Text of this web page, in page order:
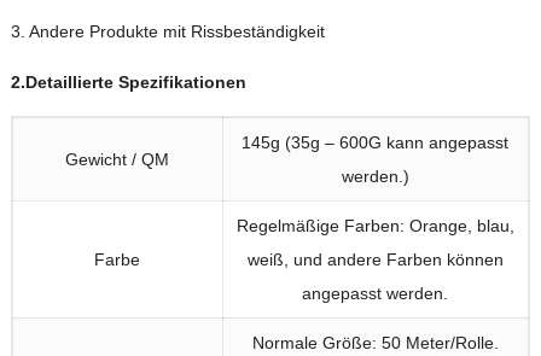
3. Andere Produkte mit Rissbeständigkeit
2.Detaillierte Spezifikationen
Gewicht / QM
145g (35g – 600G kann angepasst
werden.)
Farbe
Regelmäßige Farben: Orange, blau,
weiß, und andere Farben können
angepasst werden.
Normale Größe: 50 Meter/Rolle.